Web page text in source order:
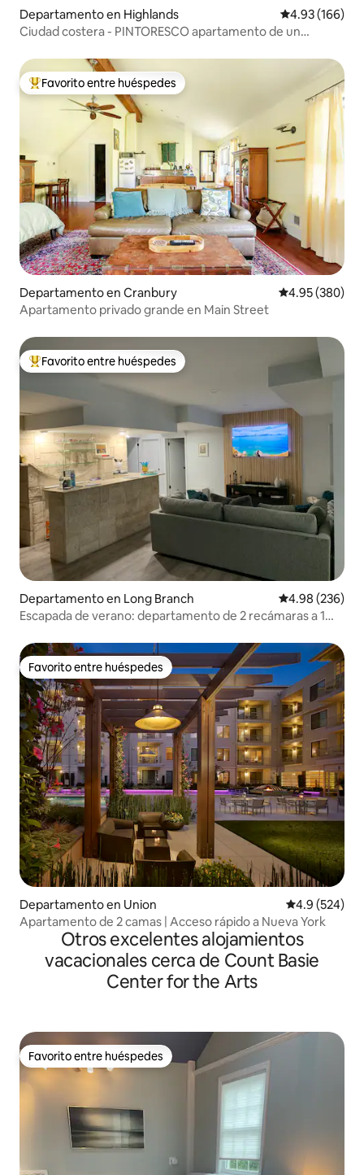
Departamento en Highlands Calificación
4.93 (166)
Ciudad costera - PINTORESCO apartamento de un
De los mejores en Favorito entre huéspedes
Favorito entre huéspedes
Departamento en Cranbury Calificación
4.95 (380)
Apartamento privado grande en Main Street
De los mejores en Favorito entre huéspedes
Favorito entre huéspedes
Departamento en Long Branch Calificación
4.98 (236)
Escapada de verano: departamento de 2 recámaras a 1
Favorito entre huéspedes
Favorito entre huéspedes
Departamento en Union Calificación
4.9 (524)
Apartamento de 2 camas | Acceso rápido a Nueva York
Otros excelentes alojamientos
vacacionales cerca de Count Basie
Center for the Arts
Favorito entre huéspedes
Favorito entre huéspedes